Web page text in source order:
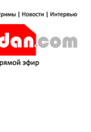
включая